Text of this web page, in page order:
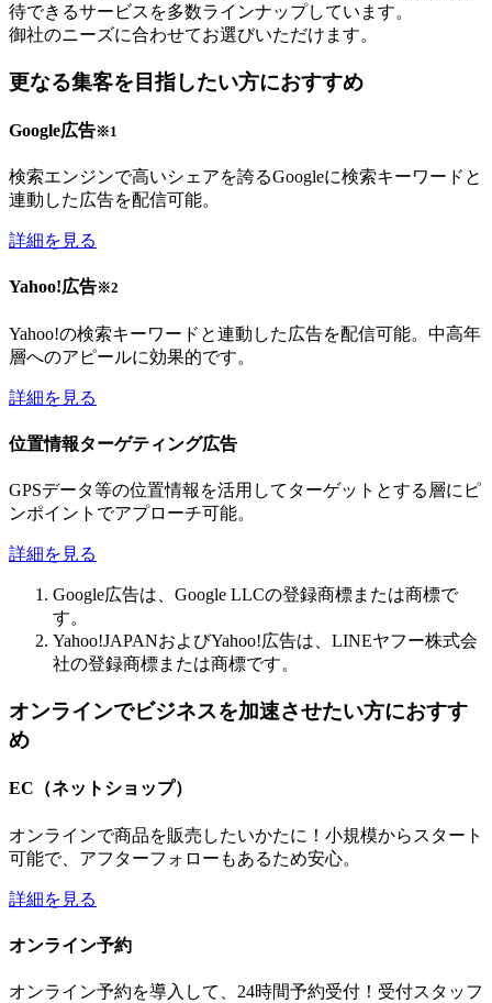
待できるサービスを多数ラインナップしています。
御社のニーズに合わせてお選びいただけます。
更なる集客を目指したい方におすすめ
Google広告※1
検索エンジンで高いシェアを誇るGoogleに検索キーワードと
連動した広告を配信可能。
詳細を見る
Yahoo!広告※2
Yahoo!の検索キーワードと連動した広告を配信可能。中高年
層へのアピールに効果的です。
詳細を見る
位置情報ターゲティング広告
GPSデータ等の位置情報を活用してターゲットとする層にピ
ンポイントでアプローチ可能。
詳細を見る
Google広告は、Google LLCの登録商標または商標で
す。
Yahoo!JAPANおよびYahoo!広告は、LINEヤフー株式会
社の登録商標または商標です。
オンラインでビジネスを加速させたい方におすす
め
EC（ネットショップ）
オンラインで商品を販売したいかたに！小規模からスタート
可能で、アフターフォローもあるため安心。
詳細を見る
オンライン予約
オンライン予約を導入して、24時間予約受付！受付スタッフ